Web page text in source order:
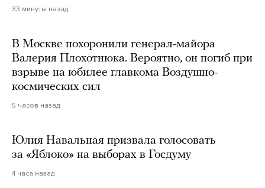
33 минуты назад
В Москве похоронили генерал-майора
Валерия Плохотнюка. Вероятно, он погиб при
взрыве на юбилее главкома Воздушно-
космических сил
5 часов назад
Юлия Навальная призвала голосовать
за «Яблоко» на выборах в Госдуму
4 часа назад